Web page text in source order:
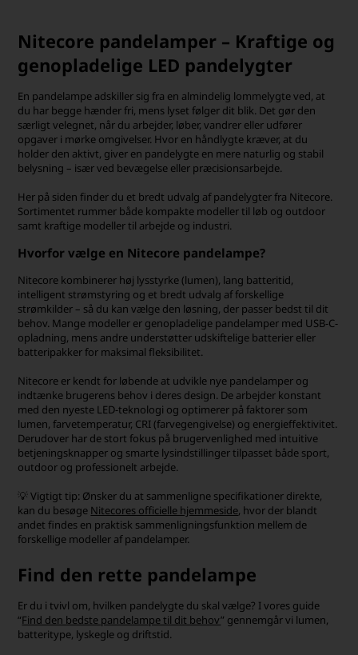
Nitecore pandelamper – Kraftige og
genopladelige LED pandelygter
En pandelampe adskiller sig fra en almindelig lommelygte ved, at
du har begge hænder fri, mens lyset følger dit blik. Det gør den
særligt velegnet, når du arbejder, løber, vandrer eller udfører
opgaver i mørke omgivelser. Hvor en håndlygte kræver, at du
holder den aktivt, giver en pandelygte en mere naturlig og stabil
belysning – især ved bevægelse eller præcisionsarbejde.
Her på siden finder du et bredt udvalg af pandelygter fra Nitecore.
Sortimentet rummer både kompakte modeller til løb og outdoor
samt kraftige modeller til arbejde og industri.
Hvorfor vælge en Nitecore pandelampe?
Nitecore kombinerer høj lysstyrke (lumen), lang batteritid,
intelligent strømstyring og et bredt udvalg af forskellige
strømkilder – så du kan vælge den løsning, der passer bedst til dit
behov. Mange modeller er genopladelige pandelamper med USB-C-
opladning, mens andre understøtter udskiftelige batterier eller
batteripakker for maksimal fleksibilitet.
Nitecore er kendt for løbende at udvikle nye pandelamper og
indtænke brugerens behov i deres design. De arbejder konstant
med den nyeste LED-teknologi og optimerer på faktorer som
lumen, farvetemperatur, CRI (farvegengivelse) og energieffektivitet.
Derudover har de stort fokus på brugervenlighed med intuitive
betjeningsknapper og smarte lysindstillinger tilpasset både sport,
outdoor og professionelt arbejde.
💡 Vigtigt tip: Ønsker du at sammenligne specifikationer direkte,
kan du besøge Nitecores officielle hjemmeside, hvor der blandt
andet findes en praktisk sammenligningsfunktion mellem de
forskellige modeller af pandelamper.
Find den rette pandelampe
Er du i tvivl om, hvilken pandelygte du skal vælge? I vores guide
“Find den bedste pandelampe til dit behov” gennemgår vi lumen,
batteritype, lyskegle og driftstid.